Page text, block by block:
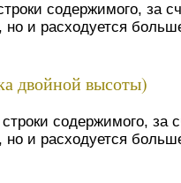
содержимого, за
и расходуется
двойной высоты)
содержимого, за
и расходуется